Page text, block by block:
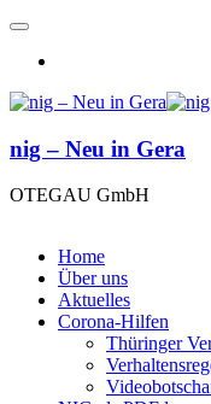
nig – Neu in Gera
OTEGAU GmbH
Home
Über uns
Aktuelles
Corona-Hilfen
Thüringer